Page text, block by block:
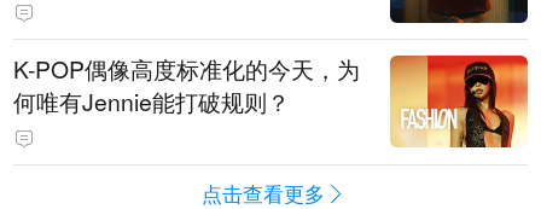
K-POP偶像高度标准化的今天，为
何唯有Jennie能打破规则？
点击查看更多